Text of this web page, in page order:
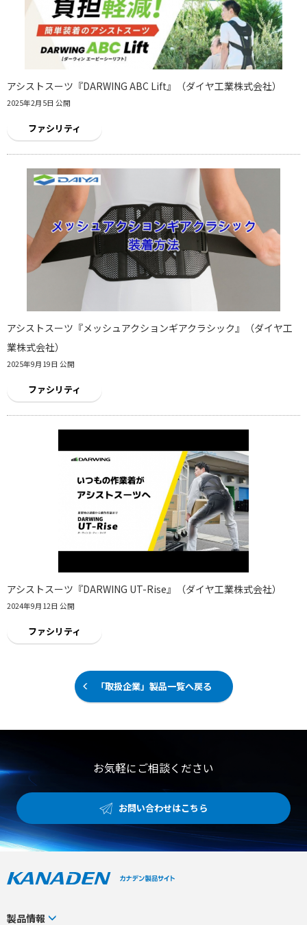
アシストスーツ『DARWING ABC Lift』（ダイヤ工業株式会社）
2025年2月5日 公開
ファシリティ
アシストスーツ『メッシュアクションギアクラシック』（ダイヤ工
業株式会社）
2025年9月19日 公開
ファシリティ
アシストスーツ『DARWING UT-Rise』（ダイヤ工業株式会社）
2024年9月12日 公開
ファシリティ
「取扱企業」製品一覧へ戻る
お気軽にご相談ください
お問い合わせはこちら
製品情報